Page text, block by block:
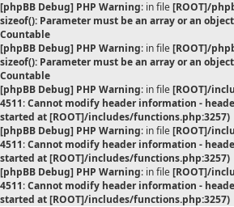
[phpBB Debug] PHP Warning: in file[ROOT]/
sizeof(): Parameter must be an array or an
Countable
[phpBB Debug] PHP Warning: in file[ROOT]/
sizeof(): Parameter must be an array or an
Countable
[phpBB Debug] PHP Warning: in file[ROOT]/
4511:Cannot modify header information -
started at [ROOT]/includes/functions.php:3257)
[phpBB Debug] PHP Warning: in file[ROOT]/
4511:Cannot modify header information -
started at [ROOT]/includes/functions.php:3257)
[phpBB Debug] PHP Warning: in file[ROOT]/
4511:Cannot modify header information -
started at [ROOT]/includes/functions.php:3257)